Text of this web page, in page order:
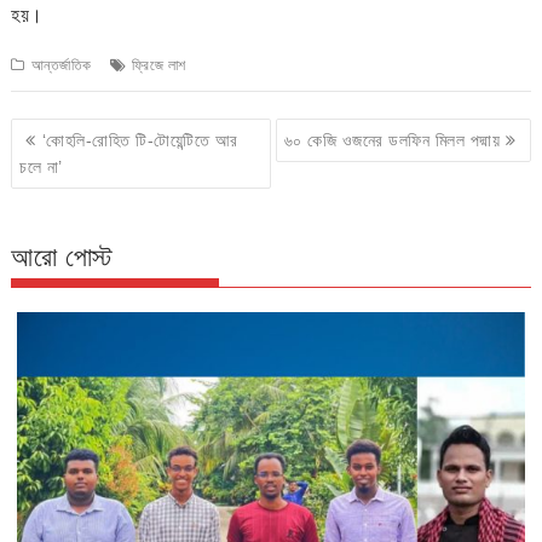
হয়।
আন্তর্জাতিক ফ্রিজে লাশ
Post
navigation
‘কোহলি-রোহিত টি-টোয়েন্টিতে আর
চলে না’
৬০ কেজি ওজনের ডলফিন মিলল পদ্মায়
আরো পোস্ট